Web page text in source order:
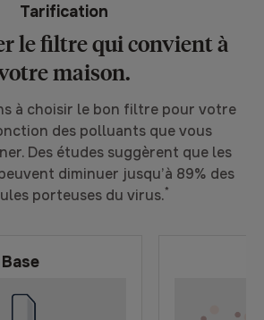
Tarification
le filtre qui convient à
maison.
à choisir le bon filtre pour votre
des polluants que vous
Des études suggèrent que les
diminuer jusqu’à 89% des
porteuses du virus.*
Base